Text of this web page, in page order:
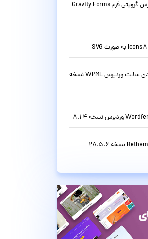
افزونه فرم ساز حرفه ای وردپرس گرویتی فرم Gravity Forms
افزونه قدرتمند چند زبانه کردن سایت وردپرس WPML نسخه